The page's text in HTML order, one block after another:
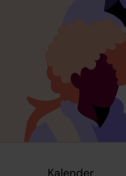
Kalender